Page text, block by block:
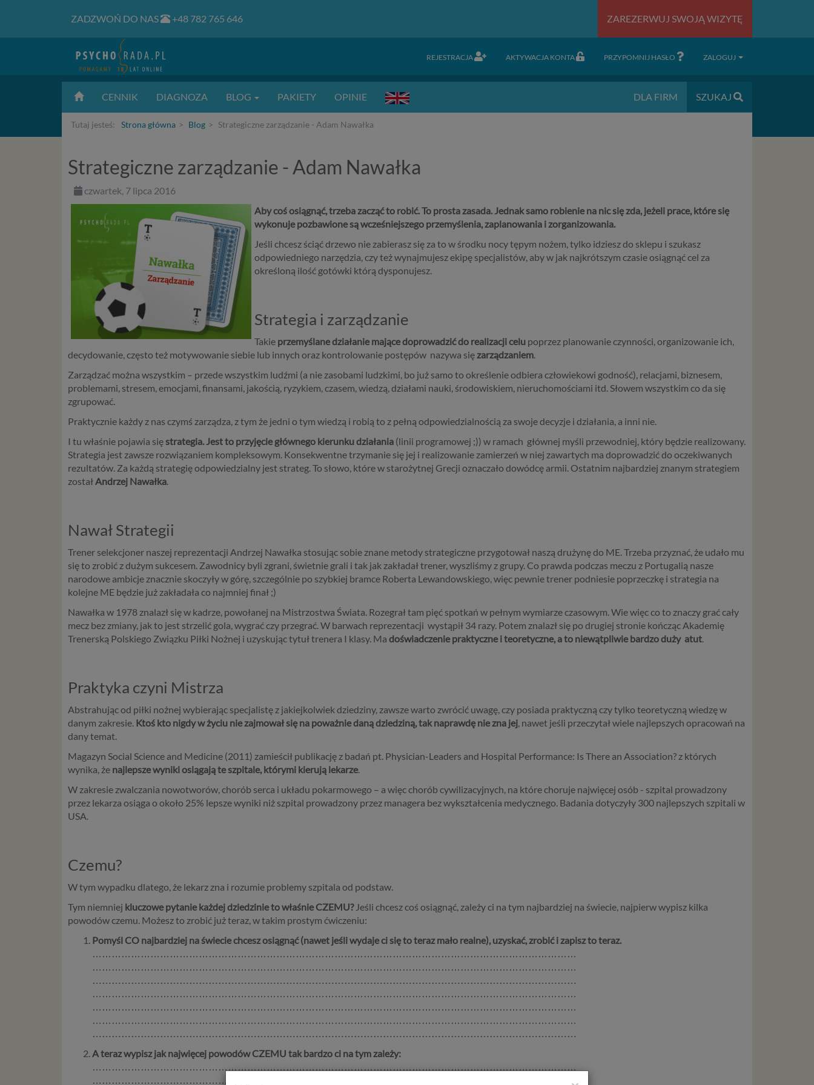
ZADZWOŃ DO NAS +48 782 765 646 ZAREZERWUJ SWOJĄ WIZYTĘ
REJESTRACJA AKTYWACJA KONTA PRZYPOMNIJ HASŁO ZALOGUJ
CENNIK DIAGNOZA BLOG PAKIETY OPINIE DLA FIRM SZUKAJ
Tutaj jesteś: Strona główna Blog Strategiczne zarządzanie - Adam Nawałka
Strategiczne zarządzanie - Adam Nawałka
czwartek, 7 lipca 2016
Aby coś osiągnąć, trzeba zacząć to robić. To prosta zasada. Jednak samo robienie na nic się zda, jeżeli prace, które się
wykonuje pozbawione są wcześniejszego przemyślenia, zaplanowania i zorganizowania.
Jeśli chcesz ściąć drzewo nie zabierasz się za to w środku nocy tępym nożem, tylko idziesz do sklepu i szukasz
odpowiedniego narzędzia, czy też wynajmujesz ekipę specjalistów, aby w jak najkrótszym czasie osiągnąć cel za
określoną ilość gotówki którą dysponujesz.
Strategia i zarządzanie
Takie przemyślane działanie mające doprowadzić do realizacji celu poprzez planowanie czynności, organizowanie ich,
decydowanie, często też motywowanie siebie lub innych oraz kontrolowanie postępów nazywa się zarządzaniem.
Zarządzać można wszystkim – przede wszystkim ludźmi (a nie zasobami ludzkimi, bo już samo to określenie odbiera człowiekowi godność), relacjami, biznesem,
problemami, stresem, emocjami, finansami, jakością, ryzykiem, czasem, wiedzą, działami nauki, środowiskiem, nieruchomościami itd. Słowem wszystkim co da się
zgrupować.
Praktycznie każdy z nas czymś zarządza, z tym że jedni o tym wiedzą i robią to z pełną odpowiedzialnością za swoje decyzje i działania, a inni nie.
I tu właśnie pojawia sięstrategia. Jest to przyjęcie głównego kierunku działania (linii programowej ;)) w ramach głównej myśli przewodniej, który będzie realizowany.
Strategia jest zawsze rozwiązaniem kompleksowym. Konsekwentne trzymanie się jej i realizowanie zamierzeń w niej zawartych ma doprowadzić do oczekiwanych
rezultatów. Za każdą strategię odpowiedzialny jest strateg. To słowo, które w starożytnej Grecji oznaczało dowódcę armii. Ostatnim najbardziej znanym strategiem
zostałAndrzej Nawałka.
Nawał Strategii
Trener selekcjoner naszej reprezentacji Andrzej Nawałka stosując sobie znane metody strategiczne przygotował naszą drużynę do ME. Trzeba przyznać, że udało mu
się to zrobić z dużym sukcesem. Zawodnicy byli zgrani, świetnie grali i tak jak zakładał trener, wyszliśmy z grupy. Co prawda podczas meczu z Portugalią nasze
narodowe ambicje znacznie skoczyły w górę, szczególnie po szybkiej bramce Roberta Lewandowskiego, więc pewnie trener podniesie poprzeczkę i strategia na
kolejne ME będzie już zakładała co najmniej finał ;)
Nawałka w 1978 znalazł się w kadrze, powołanej na Mistrzostwa Świata. Rozegrał tam pięć spotkań w pełnym wymiarze czasowym. Wie więc co to znaczy grać cały
mecz bez zmiany, jak to jest strzelić gola, wygrać czy przegrać. W barwach reprezentacji wystąpił 34 razy. Potem znalazł się po drugiej stronie kończąc Akademię
Trenerską Polskiego Związku Piłki Nożnej i uzyskując tytuł trenera I klasy. Ma doświadczenie praktyczne i teoretyczne, a to niewątpliwie bardzo duży atut.
Praktyka czyni Mistrza
Abstrahując od piłki nożnej wybierając specjalistę z jakiejkolwiek dziedziny, zawsze warto zwrócić uwagę, czy posiada praktyczną czy tylko teoretyczną wiedzę w
danym zakresie. Ktoś kto nigdy w życiu nie zajmował się na poważnie daną dziedziną, tak naprawdę nie zna jej, nawet jeśli przeczytał wiele najlepszych opracowań na
dany temat.
Magazyn Social Science and Medicine (2011) zamieścił publikację z badań pt. Physician-Leaders and Hospital Performance: Is There an Association? z których
wynika, że najlepsze wyniki osiągają te szpitale, którymi kierują lekarze.
W zakresie zwalczania nowotworów, chorób serca i układu pokarmowego – a więc chorób cywilizacyjnych, na które choruje najwięcej osób - szpital prowadzony
przez lekarza osiąga o około 25% lepsze wyniki niż szpital prowadzony przez managera bez wykształcenia medycznego. Badania dotyczyły 300 najlepszych szpitali w
USA.
Czemu?
W tym wypadku dlatego, że lekarz zna i rozumie problemy szpitala od podstaw.
Tym niemniej kluczowe pytanie każdej dziedzinie to właśnie CZEMU?Jeśli chcesz coś osiągnąć, zależy ci na tym najbardziej na świecie, najpierw wypisz kilka
powodów czemu. Możesz to zrobić już teraz, w takim prostym ćwiczeniu:
Pomyśl CO najbardziej na świecie chcesz osiągnąć (nawet jeśli wydaje ci się to teraz mało realne), uzyskać, zrobić i zapisz to teraz.
……………………………………………………………………………………………………………………………………
……………………………………………………………………………………………………………………………………
……………………………………………………………………………………………………………………………………
……………………………………………………………………………………………………………………………………
……………………………………………………………………………………………………………………………………
……………………………………………………………………………………………………………………………………
……………………………………………………………………………………………………………………………………
A teraz wypisz jak najwięcej powodówCZEMU tak bardzo ci na tym zależy:
……………………………………………………………………………………………………………………………………
……………………………………………………………………………………………………………………………………